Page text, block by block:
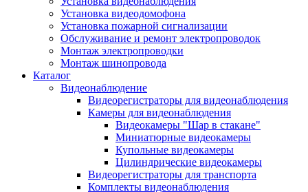
Установка видеодомофона
Установка пожарной сигнализации
Обслуживание и ремонт электропроводок
Монтаж электропроводки
Монтаж шинопровода
Каталог
Видеонаблюдение
Видеорегистраторы для видеонаблюдения
Камеры для видеонаблюдения
Видеокамеры "Шар в стакане"
Миниатюрные видеокамеры
Купольные видеокамеры
Цилиндрические видеокамеры
Видеорегистраторы для транспорта
Комплекты видеонаблюдения